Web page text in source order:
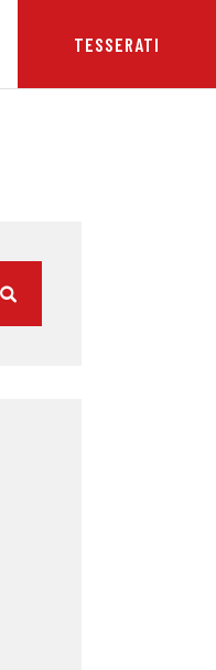
TESSERATI